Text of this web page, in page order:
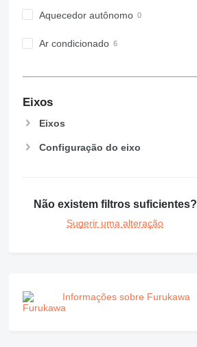
M-series
NR
RM
Aquecedor autônomo
Ar condicionado
Eixos
Eixos
Configuração do eixo
Não existem filtros suficientes?
Sugerir uma alteração
Informações sobre Furukawa